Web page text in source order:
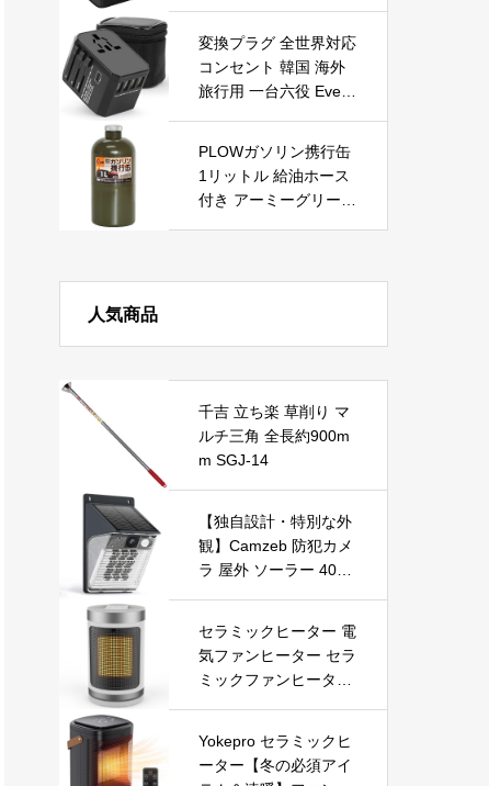
ックス 鍵付き （ステ
ッカー 南京錠*2 ワイ
ヤー 印鑑ポケット）付
き 大型 おしゃれ 保冷
置き配バッグ
変換プラグ 全世界対応
コンセント 韓国 海外
旅行用 一台六役 Evers
タイプ 4つUSB-Aと１
つUSB-C付き オースト
ラリア 旅行用電源変換
プラグ 4USBポート タ
アダプター アメリカ
海外電源プラグ 旅行用
品
PLOWガソリン携行缶
1リットル 給油ホース
付き アーミーグリーン
人気商品
千吉 立ち楽 草削り マ
ルチ三角 全長約900m
m SGJ-14
【独自設計・特別な外
観】Camzeb 防犯カメ
ラ 屋外 ソーラー 400
電池式 Alexa 赤外線/カ
ラー暗視 双方向音声
音光警報 プッシュ通知
動体検知 クラウド/SD
カード録画 IP66防水
遠隔操作
セラミックヒーター 電
気ファンヒーター セラ
ミックファンヒーター
切替 1-12時間タイマー
設定可能 リモコン付
Yokepro セラミックヒ
ーター【冬の必須アイ